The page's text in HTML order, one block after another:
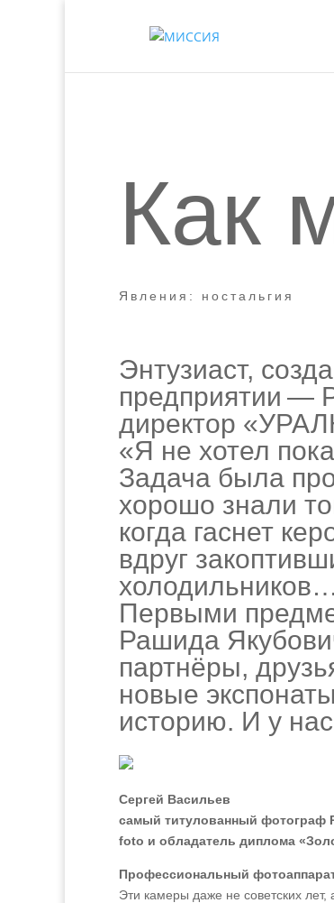
Как
Явления: ностальгия
Энтузиаст,
предприятии —
директор
«Я не хотел
Задача была
хорошо знали
когда гаснет
вдруг
Первыми
Рашида
партнёры,
новые
историю. И у
Сергей Васильев
самый титулованный фотограф
foto и обладатель диплома
Профессиональный
Эти камеры даже не советских